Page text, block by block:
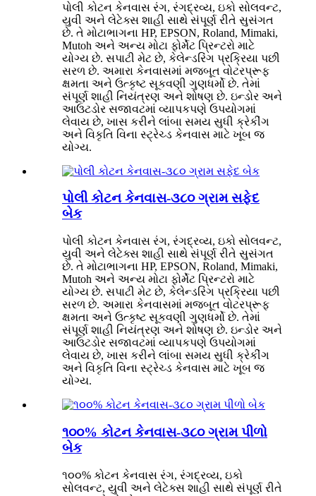
પોલી કોટન કેનવાસ રંગ, રંગદ્રવ્ય, ઇકો સોલવન્ટ,
યુવી અને લેટેક્સ શાહી સાથે સંપૂર્ણ રીતે સુસંગત
છે. તે મોટાભાગના HP, EPSON, Roland, Mimaki,
Mutoh અને અન્ય મોટા ફોર્મેટ પ્રિન્ટરો માટે
યોગ્ય છે. સપાટી મેટ છે, કેલેન્ડરિંગ પ્રક્રિયા પછી
સરળ છે. અમારા કેનવાસમાં મજબૂત વોટરપ્રૂફ
ક્ષમતા અને ઉત્કૃષ્ટ સૂકવણી ગુણધર્મો છે. તેમાં
સંપૂર્ણ શાહી નિયંત્રણ અને શોષણ છે. ઇન્ડોર અને
આઉટડોર સજાવટમાં વ્યાપકપણે ઉપયોગમાં
લેવાય છે, ખાસ કરીને લાંબા સમય સુધી ક્રેકીંગ
અને વિકૃતિ વિના સ્ટ્રેચ્ડ કેનવાસ માટે ખૂબ જ
યોગ્ય.
પોલી કોટન કેનવાસ-૩૮૦ ગ્રામ સફેદ
બેક
પોલી કોટન કેનવાસ રંગ, રંગદ્રવ્ય, ઇકો સોલવન્ટ,
યુવી અને લેટેક્સ શાહી સાથે સંપૂર્ણ રીતે સુસંગત
છે. તે મોટાભાગના HP, EPSON, Roland, Mimaki,
Mutoh અને અન્ય મોટા ફોર્મેટ પ્રિન્ટરો માટે
યોગ્ય છે. સપાટી મેટ છે, કેલેન્ડરિંગ પ્રક્રિયા પછી
સરળ છે. અમારા કેનવાસમાં મજબૂત વોટરપ્રૂફ
ક્ષમતા અને ઉત્કૃષ્ટ સૂકવણી ગુણધર્મો છે. તેમાં
સંપૂર્ણ શાહી નિયંત્રણ અને શોષણ છે. ઇન્ડોર અને
આઉટડોર સજાવટમાં વ્યાપકપણે ઉપયોગમાં
લેવાય છે, ખાસ કરીને લાંબા સમય સુધી ક્રેકીંગ
અને વિકૃતિ વિના સ્ટ્રેચ્ડ કેનવાસ માટે ખૂબ જ
યોગ્ય.
૧૦૦% કોટન કેનવાસ-૩૮૦ ગ્રામ પીળો
બેક
૧૦૦% કોટન કેનવાસ રંગ, રંગદ્રવ્ય, ઇકો
સોલવન્ટ, યુવી અને લેટેક્સ શાહી સાથે સંપૂર્ણ રીતે